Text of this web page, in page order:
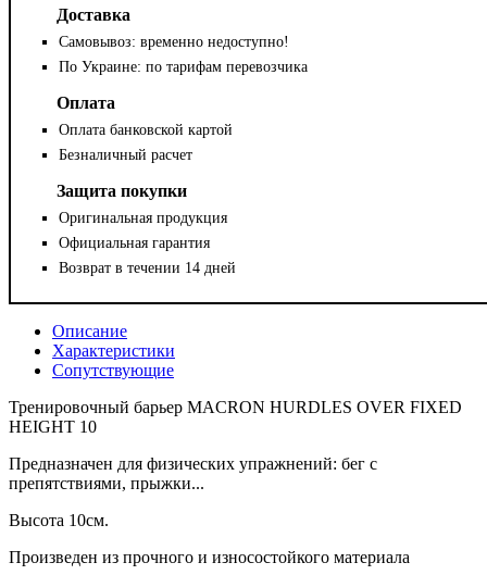
Доставка
Самовывоз: временно недоступно!
По Украине: по тарифам перевозчика
Оплата
Оплата банковской картой
Безналичный расчет
Защита покупки
Оригинальная продукция
Официальная гарантия
Возврат в течении 14 дней
Описание
Характеристики
Сопутствующие
Тренировочный барьер MACRON HURDLES OVER FIXED
HEIGHT 10
Предназначен для физических упражнений: бег с
препятствиями, прыжки...
Высота 10см.
Произведен из прочного и износостойкого материала